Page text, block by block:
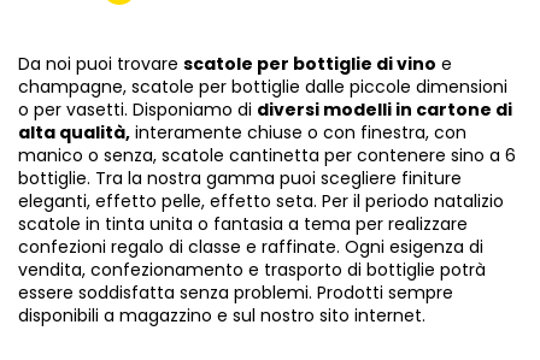
Da noi puoi trovare scatole per bottiglie di vino e
champagne, scatole per bottiglie dalle piccole dimensioni
o per vasetti. Disponiamo di diversi modelli in cartone di
alta qualità, interamente chiuse o con finestra, con
manico o senza, scatole cantinetta per contenere sino a 6
bottiglie. Tra la nostra gamma puoi scegliere finiture
eleganti, effetto pelle, effetto seta. Per il periodo natalizio
scatole in tinta unita o fantasia a tema per realizzare
confezioni regalo di classe e raffinate. Ogni esigenza di
vendita, confezionamento e trasporto di bottiglie potrà
essere soddisfatta senza problemi. Prodotti sempre
disponibili a magazzino e sul nostro sito internet.